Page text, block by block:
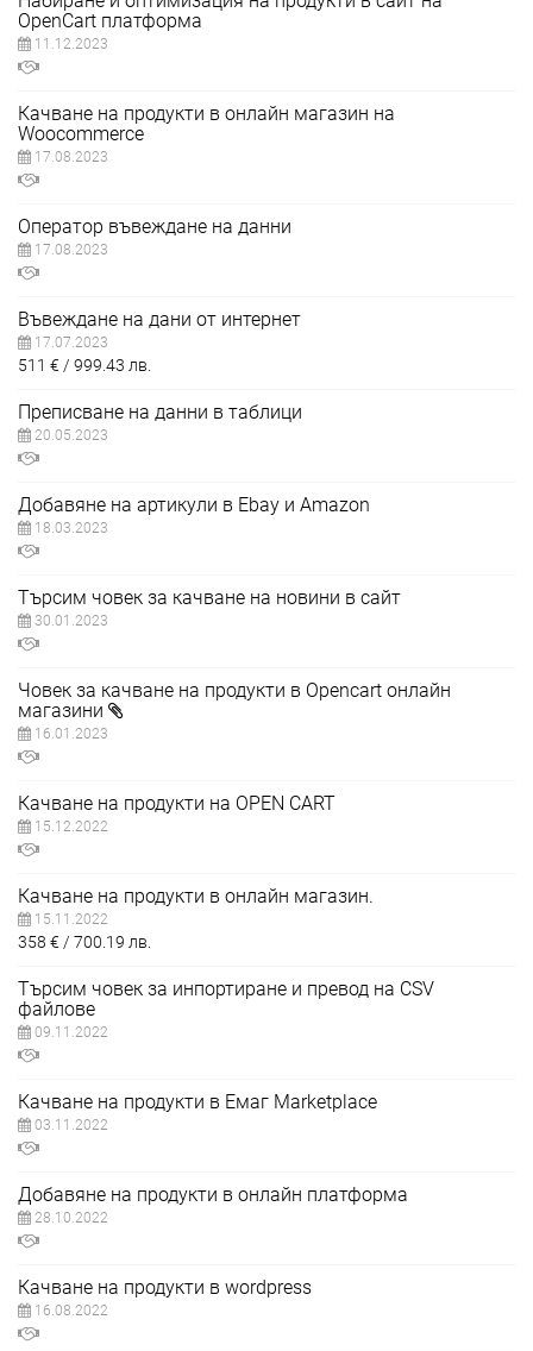
OpenCart платформа
11.12.2023
Качване на продукти в онлайн магазин на
Woocommerce
17.08.2023
Оператор въвеждане на данни
17.08.2023
Въвеждане на дани от интернет
17.07.2023
511 € 999.43 лв.
Преписване на данни в таблици
20.05.2023
Добавяне на артикули в Ebay и Amazon
18.03.2023
Търсим човек за качване на новини в сайт
30.01.2023
Човек за качване на продукти в Opencart онлайн
магазини
16.01.2023
Качване на продукти на OPEN CART
15.12.2022
Качване на продукти в онлайн магазин.
15.11.2022
358 € 700.19 лв.
Търсим човек за инпортиране и превод на CSV
файлове
09.11.2022
Качване на продукти в Емаг Marketplace
03.11.2022
Добавяне на продукти в онлайн платформа
28.10.2022
Качване на продукти в wordpress
16.08.2022